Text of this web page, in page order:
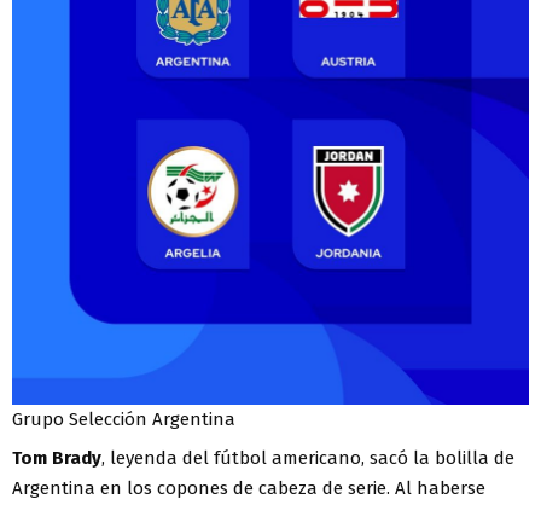
Grupo Selección Argentina
Tom Brady, leyenda del fútbol americano, sacó la bolilla de
Argentina en los copones de cabeza de serie. Al haberse